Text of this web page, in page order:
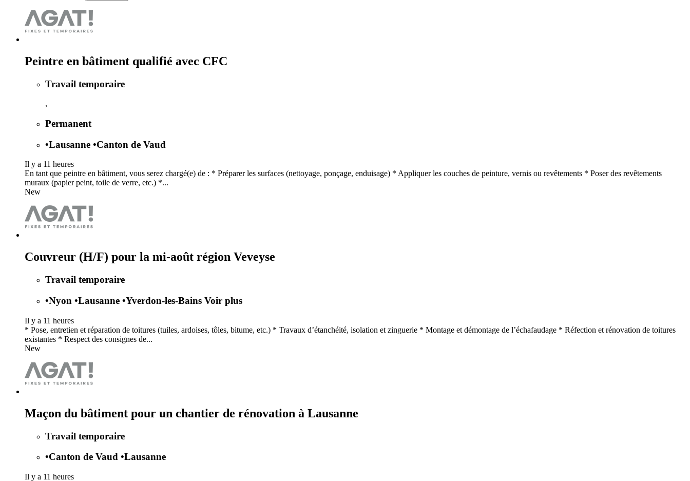
Peintre en bâtiment qualifié avec CFC
Travail temporaire
,
Permanent
•Lausanne •Canton de Vaud
Il y a 11 heures
En tant que peintre en bâtiment, vous serez chargé(e) de : * Préparer les surfaces (nettoyage, ponçage, enduisage) * Appliquer les couches de peinture, vernis ou revêtements * Poser des revêtements
muraux (papier peint, toile de verre, etc.) *...
New
Couvreur (H/F) pour la mi-août région Veveyse
Travail temporaire
•Nyon •Lausanne •Yverdon-les-Bains Voir plus
Il y a 11 heures
* Pose, entretien et réparation de toitures (tuiles, ardoises, tôles, bitume, etc.) * Travaux d’étanchéité, isolation et zinguerie * Montage et démontage de l’échafaudage * Réfection et rénovation de toitures
existantes * Respect des consignes de...
New
Maçon du bâtiment pour un chantier de rénovation à Lausanne
Travail temporaire
•Canton de Vaud •Lausanne
Il y a 11 heures